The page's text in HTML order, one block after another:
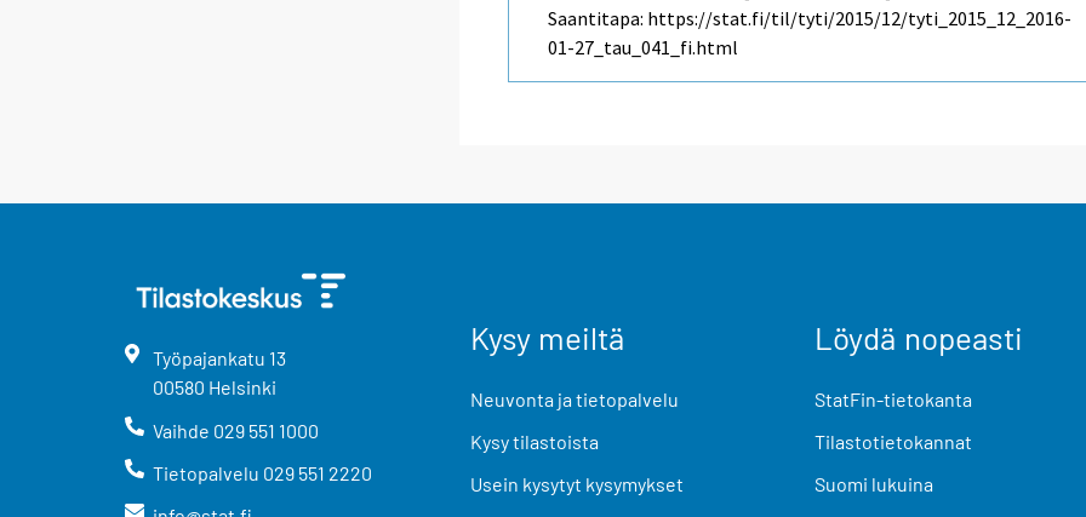
Saantitapa: https://stat.fi/til/tyti/2015/12/tyti_2015_12_2016-
01-27_tau_041_fi.html
Työpajankatu 13
00580 Helsinki
Vaihde 029 551 1000
Tietopalvelu 029 551 2220
Kysy meiltä
Neuvonta ja tietopalvelu
Kysy tilastoista
Usein kysytyt kysymykset
Löydä nopeasti
StatFin-tietokanta
Tilastotietokannat
Suomi lukuina